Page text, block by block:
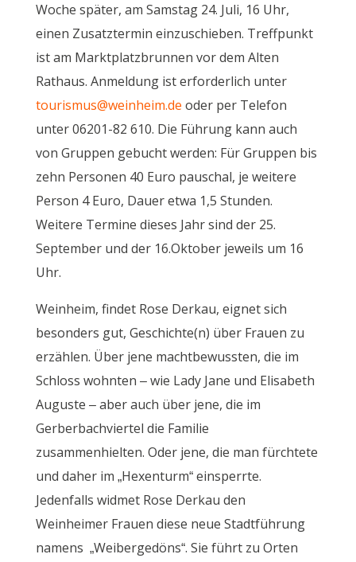
Woche später, am Samstag 24. Juli, 16 Uhr,
einen Zusatztermin einzuschieben. Treffpunkt
ist am Marktplatzbrunnen vor dem Alten
Rathaus. Anmeldung ist erforderlich unter
tourismus@weinheim.de oder per Telefon
unter 06201-82 610. Die Führung kann auch
von Gruppen gebucht werden: Für Gruppen bis
zehn Personen 40 Euro pauschal, je weitere
Person 4 Euro, Dauer etwa 1,5 Stunden.
Weitere Termine dieses Jahr sind der 25.
September und der 16.Oktober jeweils um 16
Uhr.
Weinheim, findet Rose Derkau, eignet sich
besonders gut, Geschichte(n) über Frauen zu
erzählen. Über jene machtbewussten, die im
Schloss wohnten – wie Lady Jane und Elisabeth
Auguste – aber auch über jene, die im
Gerberbachviertel die Familie
zusammenhielten. Oder jene, die man fürchtete
und daher im „Hexenturm“ einsperrte.
Jedenfalls widmet Rose Derkau den
Weinheimer Frauen diese neue Stadtführung
namens „Weibergedöns“. Sie führt zu Orten